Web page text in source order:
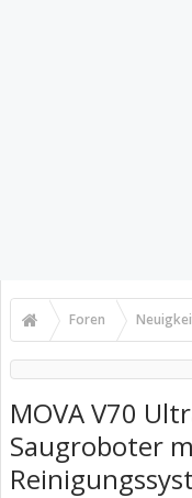
Foren
MOVA V70
Saugroboter